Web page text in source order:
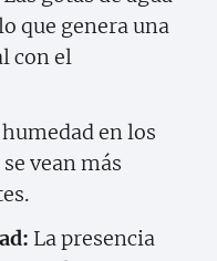
que genera una
con el
humedad en los
vean más
La presencia